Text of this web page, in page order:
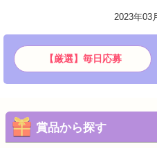
2023年03
【厳選】毎日応募
賞品から探す